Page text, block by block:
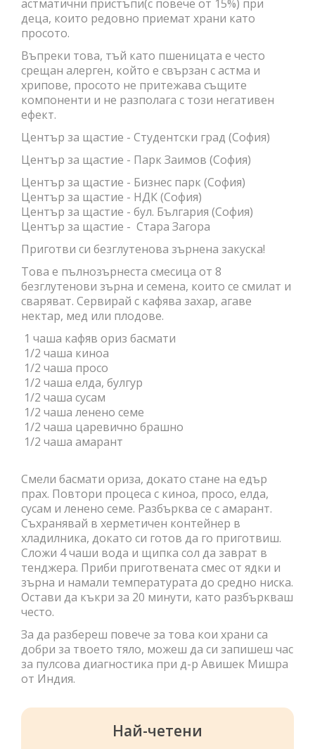
астматични пристъпи(с повече от 15%) при
деца, които редовно приемат храни като
просото.
Въпреки това, тъй като пшеницата е често
срещан алерген, който е свързан с астма и
хрипове, просото не притежава същите
компоненти и не разполага с този негативен
ефект.
Център за щастие - Студентски град (София)
Център за щастие - Парк Заимов (София)
Център за щастие - Бизнес парк (София)
Център за щастие - НДК (София)
Център за щастие - бул. България (София)
Център за щастие - Стара Загора
Приготви си безглутенова зърнена закуска!
Това е пълнозърнеста смесица от 8
безглутенови зърна и семена, които се смилат и
сваряват. Сервирай с кафява захар, агаве
нектар, мед или плодове.
1 чаша кафяв ориз басмати
1/2 чаша киноа
1/2 чаша просо
1/2 чаша елда, булгур
1/2 чаша сусам
1/2 чаша ленено семе
1/2 чаша царевично брашно
1/2 чаша амарант
Смели басмати ориза, докато стане на едър
прах. Повтори процеса с киноа, просо, елда,
сусам и ленено семе. Разбърква се с амарант.
Съхранявай в херметичен контейнер в
хладилника, докато си готов да го приготвиш.
Сложи 4 чаши вода и щипка сол да заврат в
тенджера. Приби приготвената смес от ядки и
зърна и намали температурата до средно ниска.
Остави да къкри за 20 минути, като разбъркваш
често.
За да разбереш повече за това кои храни са
добри за твоето тяло, можеш да си запишеш час
за пулсова диагностика при д-р Авишек Мишра
от Индия.
Най-четени